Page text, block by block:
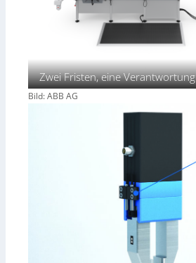
Zwei Fristen, eine Verantwortung
Bild: ABB AG